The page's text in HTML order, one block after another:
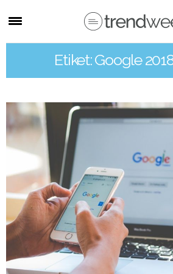
Etiket: Google